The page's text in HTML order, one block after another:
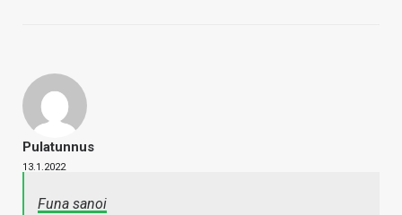
Pulatunnus
13.1.2022
Funa sanoi